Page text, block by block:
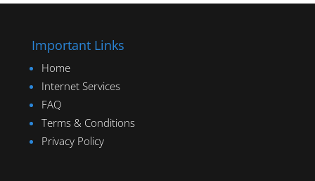
Important Links
Home
Internet Services
FAQ
Terms & Conditions
Privacy Policy